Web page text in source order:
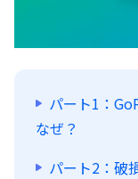
パート1：
なぜ？
パート2：破